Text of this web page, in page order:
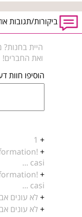
ביקורות/תגובות
היית
ואת החברים!
הוסיפו חוות
+
1
+
casi ...
+
casi ...
+ לא עונים
+ לא עונים